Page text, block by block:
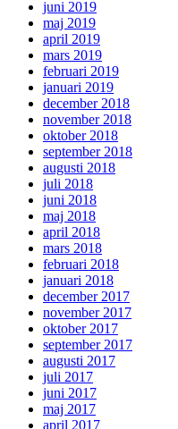
juni 2019
maj 2019
april 2019
mars 2019
februari 2019
januari 2019
december 2018
november 2018
oktober 2018
september 2018
augusti 2018
juli 2018
juni 2018
maj 2018
april 2018
mars 2018
februari 2018
januari 2018
december 2017
november 2017
oktober 2017
september 2017
augusti 2017
juli 2017
juni 2017
maj 2017
april 2017